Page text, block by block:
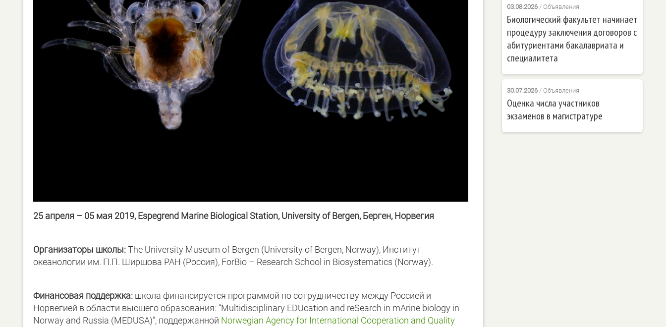
25 апреля – 05 мая 2019, Espegrend Marine Biological Station, University of Bergen, Берген, Норвегия
Организаторы школы:The University Museum of Bergen (University of Bergen, Norway), Институт
океанологии им. П.П. Ширшова РАН (Россия), ForBio – Research School in Biosystematics (Norway).
Финансовая поддержка: школа финансируется программой по сотрудничеству между Россией и
Норвегией в области высшего образования: “Multidisciplinary EDUcation and reSearch in mArine biology in
Norway and Russia (MEDUSA)”, поддержанной Norwegian Agency for International Cooperation and Quality
03.08.2026/ Объявления
Биологический факультет начинает
процедуру заключения договоров с
абитуриентами бакалавриата и
специалитета
30.07.2026/ Объявления
Оценка числа участников
экзаменов в магистратуре